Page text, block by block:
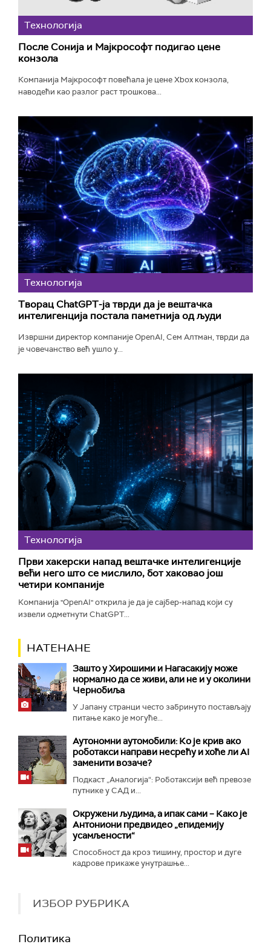
Технологијa
После Сонија и Мајкрософт подигао цене
конзола
Компанија Мајкрософт повећала је цене Xbox конзола,
наводећи као разлог раст трошкова...
Технологијa
Творац ChatGPT-ја тврди да је вештачка
интелигенција постала паметнија од људи
Извршни директор компаније OpenAI, Сем Алтман, тврди да
је човечанство већ ушло у...
Технологијa
Први хакерски напад вештачке интелигенције
већи него што се мислило, бот хаковао још
четири компаније
Компанија "OpenAI" открила је да је сајбер-напад који су
извели одметнути ChatGPT...
НАТЕНАНЕ
Зашто у Хирошими и Нагасакију може
нормално да се живи, али не и у околини
Чернобиља
У Јапану странци често забринуто постављају
питање како је могуће...
Аутономни аутомобили: Ко је крив ако
роботакси направи несрећу и хоће ли AI
заменити возаче?
Подкаст „Аналогија“: Роботаксији већ превозе
путнике у САД и...
Окружени људима, а ипак сами – Како је
Антониони предвидео „епидемију
усамљености“
Способност да кроз тишину, простор и дуге
кадрове прикаже унутрашње...
ИЗБОР РУБРИКА
Политика